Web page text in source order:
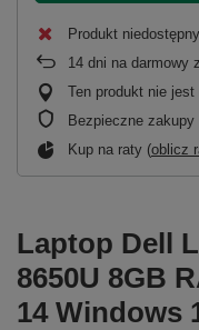
Produkt niedostępny
14 dni na darmowy
Ten produkt nie
Bezpieczne zakupy
Kup na raty (oblicz
Laptop Dell
8650U 8GB
14 Windows